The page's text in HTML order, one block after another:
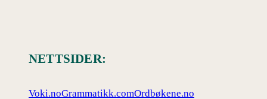
NETTSIDER:
Voki.noGrammatikk.comOrdbøkene.no